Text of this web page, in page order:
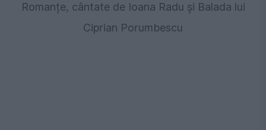
Romanțe, cântate de Ioana Radu și Balada lui
Ciprian Porumbescu